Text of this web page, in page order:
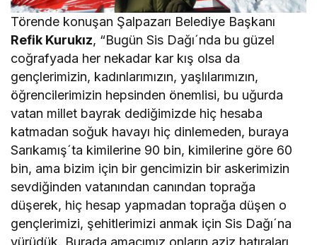
Törende konuşan Şalpazarı Belediye Başkanı
Refik Kurukız, “Bugün Sis Dağı´nda bu güzel
coğrafyada her nekadar kar kış olsa da
gençlerimizin, kadınlarımızın, yaşlılarımızın,
öğrencilerimizin hepsinden önemlisi, bu uğurda
vatan millet bayrak dediğimizde hiç hesaba
katmadan soğuk havayı hiç dinlemeden, buraya
Sarıkamış´ta kimilerine 90 bin, kimilerine göre 60
bin, ama bizim için bir gencimizin bir askerimizin
sevdiğinden vatanından canından toprağa
düşerek, hiç hesap yapmadan toprağa düşen o
gençlerimizi, şehitlerimizi anmak için Sis Dağı´na
yürüdük. Burada amacımız onların aziz hatıraları